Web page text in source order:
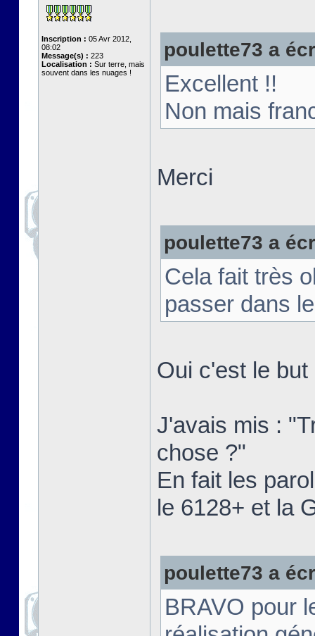
Inscription : 05 Avr 2012,
08:02
Message(s) : 223
Localisation : Sur terre, mais
souvent dans les nuages !
poulette73 a
Excellent !!
Non mais
Merci
poulette73 a
Cela fait très
passer dans
Oui c'est le
J'avais mis :
chose ?"
En fait les
le 6128+ et la
poulette73 a
BRAVO pour